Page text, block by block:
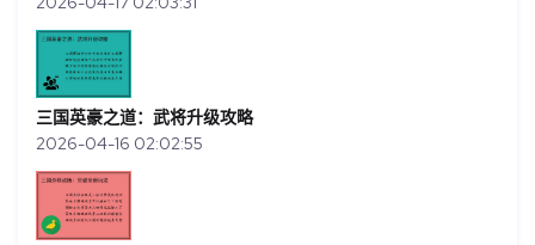
三国英豪之道：武将升级攻略
2026-04-16 02:02:55